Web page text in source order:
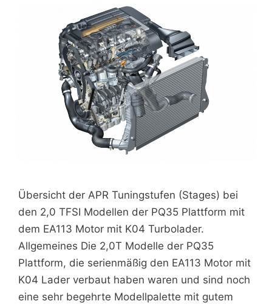
Übersicht der APR Tuningstufen (Stages) bei
den 2,0 TFSI Modellen der PQ35 Plattform mit
dem EA113 Motor mit K04 Turbolader.
Allgemeines Die 2,0T Modelle der PQ35
Plattform, die serienmäßig den EA113 Motor mit
K04 Lader verbaut haben waren und sind noch
eine sehr begehrte Modellpalette mit gutem